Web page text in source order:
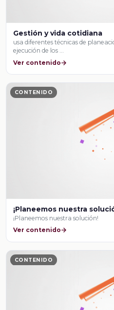
Gestión y vida cotidiana
usa diferentes técnicas de
ejecución de los …
Ver contenido
CONTENIDO
¡Planeemos nuestra
¡Planeemos nuestra solución!
Ver contenido
CONTENIDO